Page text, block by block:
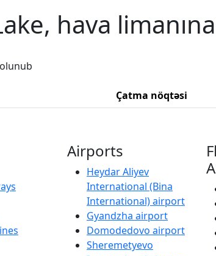
hava
Çatma nöqtəsi
Airports
Heydar Aliyev
International (Bina
International) airport
Gyandzha airport
Domodedovo airport
Sheremetyevo